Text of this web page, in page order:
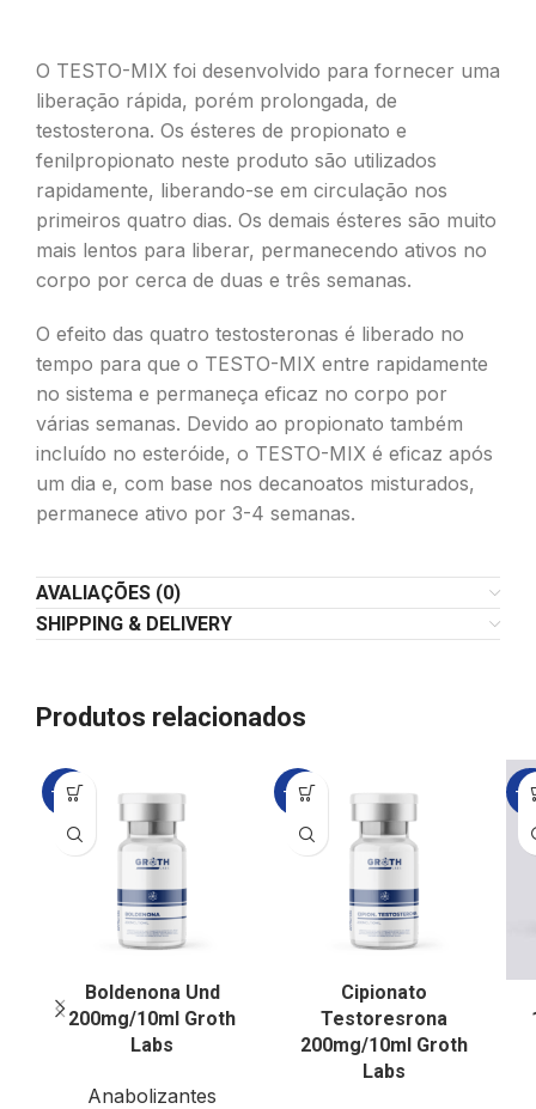
O TESTO-MIX foi desenvolvido para fornecer uma
liberação rápida, porém prolongada, de
testosterona. Os ésteres de propionato e
fenilpropionato neste produto são utilizados
rapidamente, liberando-se em circulação nos
primeiros quatro dias. Os demais ésteres são muito
mais lentos para liberar, permanecendo ativos no
corpo por cerca de duas e três semanas.
O efeito das quatro testosteronas é liberado no
tempo para que o TESTO-MIX entre rapidamente
no sistema e permaneça eficaz no corpo por
várias semanas. Devido ao propionato também
incluído no esteróide, o TESTO-MIX é eficaz após
um dia e, com base nos decanoatos misturados,
permanece ativo por 3-4 semanas.
AVALIAÇÕES (0)
SHIPPING & DELIVERY
Produtos relacionados
-21%
Boldenona Und
200mg/10ml Groth
Labs
Anabolizantes
-21%
Cipionato
Testoresrona
200mg/10ml Groth
Labs
-